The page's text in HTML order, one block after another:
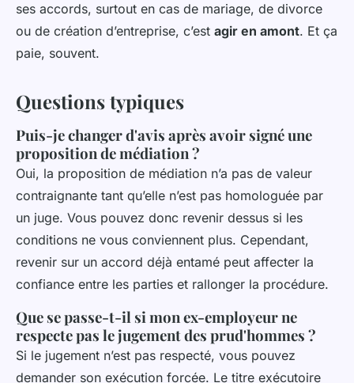
ses accords, surtout en cas de mariage, de divorce
ou de création d’entreprise, c’est agir en amont. Et ça
paie, souvent.
Questions typiques
Puis-je changer d'avis après avoir signé une
proposition de médiation ?
Oui, la proposition de médiation n’a pas de valeur
contraignante tant qu’elle n’est pas homologuée par
un juge. Vous pouvez donc revenir dessus si les
conditions ne vous conviennent plus. Cependant,
revenir sur un accord déjà entamé peut affecter la
confiance entre les parties et rallonger la procédure.
Que se passe-t-il si mon ex-employeur ne
respecte pas le jugement des prud'hommes ?
Si le jugement n’est pas respecté, vous pouvez
demander son exécution forcée. Le titre exécutoire